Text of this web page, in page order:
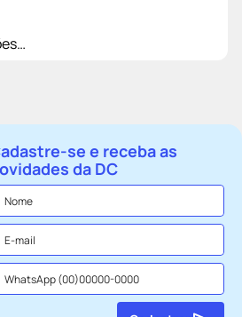
se e receba as
da DC